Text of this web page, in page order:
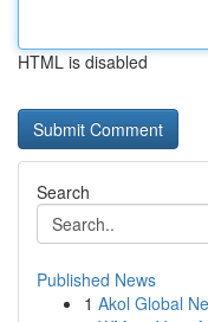
HTML is disabled
Search
Published News
1 Akol Global